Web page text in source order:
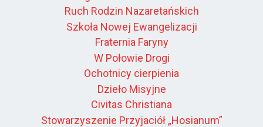
Ruch Rodzin Nazaretańskich
Szkoła Nowej Ewangelizacji
Fraternia Faryny
W Połowie Drogi
Ochotnicy cierpienia
Dzieło Misyjne
Civitas Christiana
Stowarzyszenie Przyjaciół „Hosianum”